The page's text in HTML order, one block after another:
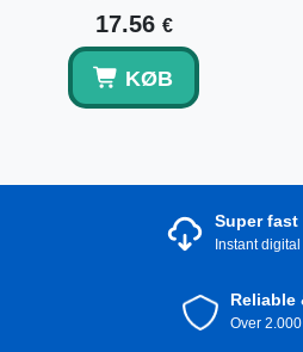
17.56 €
KØB
Super fast
Instant
Reliable
Over